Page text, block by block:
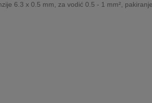
6.3 x 0.5 mm, za vodić 0.5 - 1 mm²,